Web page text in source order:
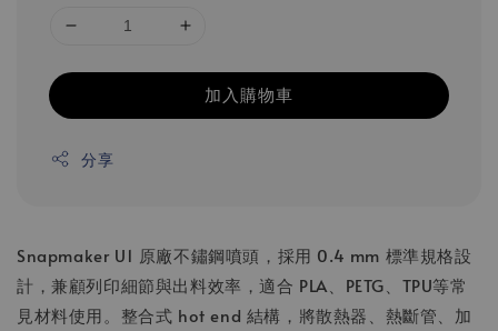
加入購物車
分享
Snapmaker U1 原廠不鏽鋼噴頭，採用 0.4 mm 標準規格設
計，兼顧列印細節與出料效率，適合 PLA、PETG、TPU等常
見材料使用。整合式 hot end 結構，將散熱器、熱斷管、加